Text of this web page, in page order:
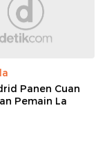
Panen Cuan
Pemain La